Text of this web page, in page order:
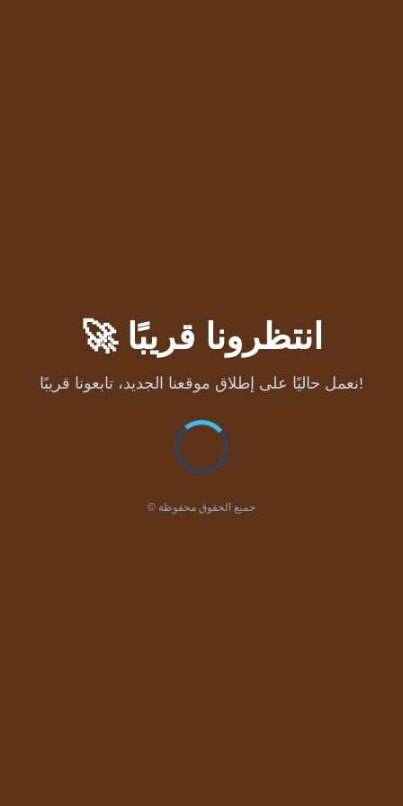
🚀 انتظرونا قريبًا
نعمل حاليًا على إطلاق موقعنا الجديد، تابعونا قريبًا!
© جميع الحقوق محفوظة